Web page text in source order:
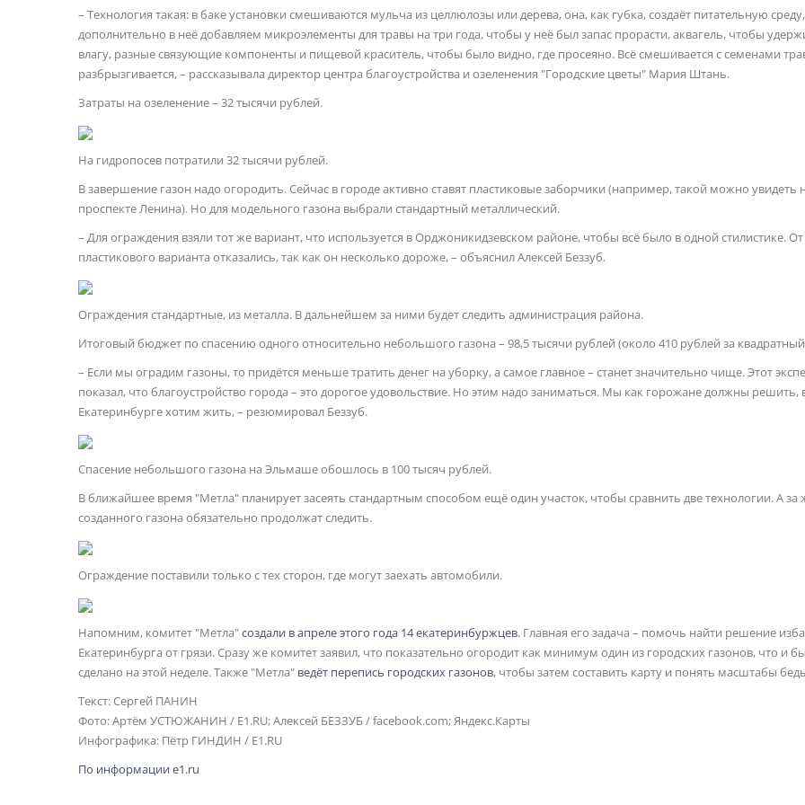
– Технология такая: в баке установки смешиваются мульча из целлюлозы или дерева, она, как губка, создаёт питательную среду,
дополнительно в неё добавляем микроэлементы для травы на три года, чтобы у неё был запас прорасти, аквагель, чтобы
влагу, разные связующие компоненты и пищевой краситель, чтобы было видно, где просеяно. Всё смешивается с семенами
разбрызгивается, – рассказывала директор центра благоустройства и озеленения "Городские цветы" Мария Штань.
Затраты на озеленение – 32 тысячи рублей.
На гидропосев потратили 32 тысячи рублей.
В завершение газон надо огородить. Сейчас в городе активно ставят пластиковые заборчики (например, такой можно увидеть
проспекте Ленина). Но для модельного газона выбрали стандартный металлический.
– Для ограждения взяли тот же вариант, что используется в Орджоникидзевском районе, чтобы всё было в одной стилистике. От
пластикового варианта отказались, так как он несколько дороже, – объяснил Алексей Беззуб.
Ограждения стандартные, из металла. В дальнейшем за ними будет следить администрация района.
Итоговый бюджет по спасению одного относительно небольшого газона – 98,5 тысячи рублей (около 410 рублей за
– Если мы оградим газоны, то придётся меньше тратить денег на уборку, а самое главное – станет значительно чище. Этот
показал, что благоустройство города – это дорогое удовольствие. Но этим надо заниматься. Мы как горожане должны решить,
Екатеринбурге хотим жить, – резюмировал Беззуб.
Спасение небольшого газона на Эльмаше обошлось в 100 тысяч рублей.
В ближайшее время "Метла" планирует засеять стандартным способом ещё один участок, чтобы сравнить две технологии. А
созданного газона обязательно продолжат следить.
Ограждение поставили только с тех сторон, где могут заехать автомобили.
Напомним, комитет "Метла"создали в апреле этого года 14 екатеринбуржцев. Главная его задача – помочь найти решение
Екатеринбурга от грязи. Сразу же комитет заявил, что показательно огородит как минимум один из городских газонов, что и
сделано на этой неделе. Также "Метла" ведёт перепись городских газонов, чтобы затем составить карту и понять масштабы
Текст: Сергей ПАНИН
Фото: Артём УСТЮЖАНИН / E1.RU; Алексей БЕЗЗУБ / facebook.com; Яндекс.Карты
Инфографика: Пётр ГИНДИН / E1.RU
По информации e1.ru